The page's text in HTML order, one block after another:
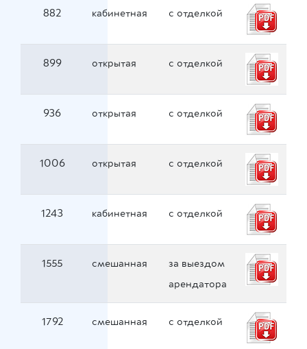
882 кабинетная с отделкой
899 открытая с отделкой
936 открытая с отделкой
1006 открытая с отделкой
1243 кабинетная с отделкой
1555 смешанная
за выездом
арендатора
1792 смешанная с отделкой